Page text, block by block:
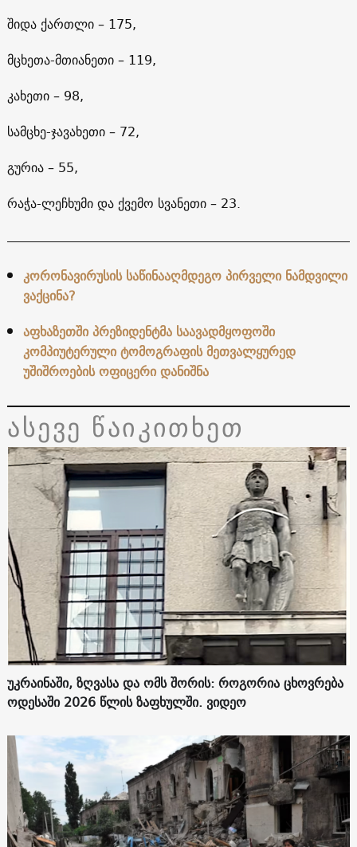
შიდა ქართლი – 175,
მცხეთა-მთიანეთი – 119,
კახეთი – 98,
სამცხე-ჯავახეთი – 72,
გურია – 55,
რაჭა-ლეჩხუმი და ქვემო სვანეთი – 23.
კორონავირუსის საწინააღმდეგო პირველი ნამდვილი
ვაქცინა?
აფხაზეთში პრეზიდენტმა საავადმყოფოში
კომპიუტერული ტომოგრაფის მეთვალყურედ
უშიშროების ოფიცერი დანიშნა
ასევე წაიკითხეთ
უკრაინაში, ზღვასა და ომს შორის: როგორია ცხოვრება
ოდესაში 2026 წლის ზაფხულში. ვიდეო